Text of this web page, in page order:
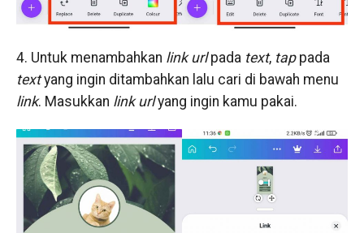
4. Untuk menambahkan link urlpada text, tappada
textyang ingin ditambahkan lalu cari di bawah menu
link. Masukkan link urlyang ingin kamu pakai.